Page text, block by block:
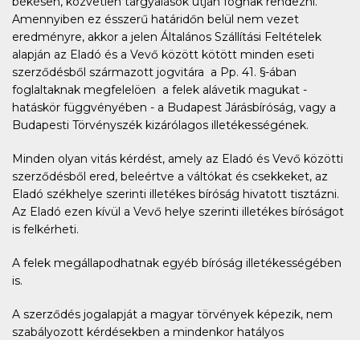
Amennyiben ez ésszerű határidőn belül nem vezet
eredményre, akkor a jelen Általános Szállítási Feltételek
alapján az Eladó és a Vevő között kötött minden eseti
szerződésből származott jogvitára a Pp. 41. §-ában
foglaltaknak megfelelöen a felek alávetik magukat -
hatáskör függvényében - a Budapest Járásbíróság, vagy a
Budapesti Törvényszék kizárólagos illetékességének.
Minden olyan vitás kérdést, amely az Eladó és Vevő közötti
szerződésből ered, beleértve a váltókat és csekkeket, az
Eladó székhelye szerinti illetékes bíróság hivatott tisztázni.
Az Eladó ezen kívül a Vevő helye szerinti illetékes bíróságot
is felkérheti.
A felek megállapodhatnak egyéb bíróság illetékességében
is.
A szerződés jogalapját a magyar törvények képezik, nem
szabályozott kérdésekben a mindenkor hatályos